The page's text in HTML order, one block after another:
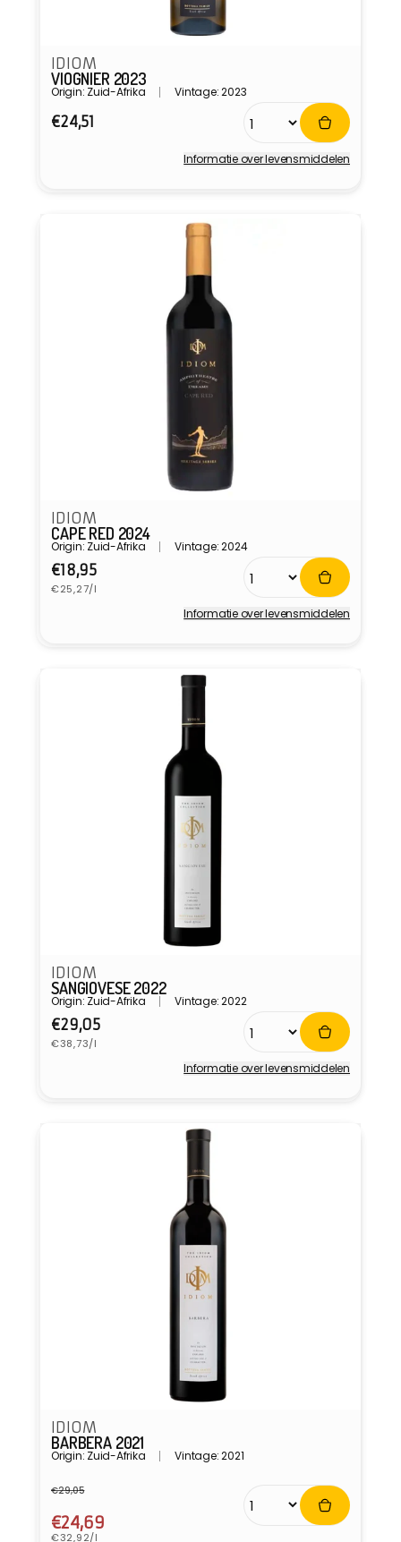
IDIOM
VIOGNIER 2023
Origin: Zuid-Afrika Vintage: 2023
Normale
€24,51
Informatie over levensmiddelen
IDIOM
CAPE RED 2024
Origin: Zuid-Afrika Vintage: 2024
Normale
prijs
€18,95
Eenheidsprijs
€25,27/l
Informatie over levensmiddelen
IDIOM
SANGIOVESE 2022
Origin: Zuid-Afrika Vintage: 2022
Normale
prijs
€29,05
Eenheidsprijs
€38,73/l
Informatie over levensmiddelen
IDIOM
BARBERA 2021
Origin: Zuid-Afrika Vintage: 2021
Normale
prijs
€29,05
Aanbiedingsprijs
€24,69
Eenheidsprijs
€32,92/l